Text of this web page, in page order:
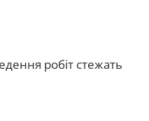
робіт стежать